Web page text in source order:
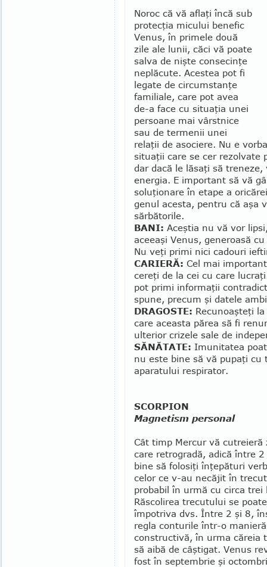
Noroc că vă aflaţi încă sub
protecţia micului benefic
Venus, în primele două
zile ale lunii, căci vă poate
salva de nişte consecinţe
neplăcute. Acestea pot fi
legate de circumstanţe
familiale, care pot avea
de-a face cu situaţia unei
persoane mai vârstnice
sau de termenii unei
relaţii de asociere. Nu e
situaţii care se cer rezolvate
dar dacă le lăsaţi să treneze,
energia. E important să vă
soluţionare în etape a
genul acesta, pentru că aşa
sărbătorile.
BANI: Aceştia nu vă vor
aceeaşi Venus, generoasă
Nu veţi primi nici cadouri
CARIERĂ: Cel mai
cereţi de la cei cu care
pot primi informaţii
spune, precum şi datele
DRAGOSTE: Recunoaşteţi
care aceasta părea să fi
ulterior crizele sale de
SĂNĂTATE: Imunitatea
nu este bine să vă pupaţi
aparatului respirator.
SCORPION
Magnetism personal
Cât timp Mercur vă
care retrogradă, adică între
bine să folosiţi înţepături
celor ce v-au necăjit în
probabil în urmă cu circa trei
Răscolirea trecutului se
împotriva dvs. Între 2 şi 8,
regla conturile într-o
constructivă, în urma căreia
să aibă de câştigat. Venus
fost în septembrie şi